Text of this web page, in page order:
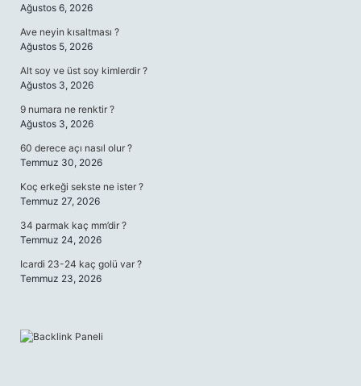
Ağustos 6, 2026
Ave neyin kısaltması ?
Ağustos 5, 2026
Alt soy ve üst soy kimlerdir ?
Ağustos 3, 2026
9 numara ne renktir ?
Ağustos 3, 2026
60 derece açı nasıl olur ?
Temmuz 30, 2026
Koç erkeği sekste ne ister ?
Temmuz 27, 2026
34 parmak kaç mm’dir ?
Temmuz 24, 2026
Icardi 23-24 kaç golü var ?
Temmuz 23, 2026